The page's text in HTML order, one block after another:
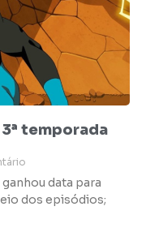
temporada
data para
dos episódios;